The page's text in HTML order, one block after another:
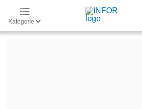
Kategorie